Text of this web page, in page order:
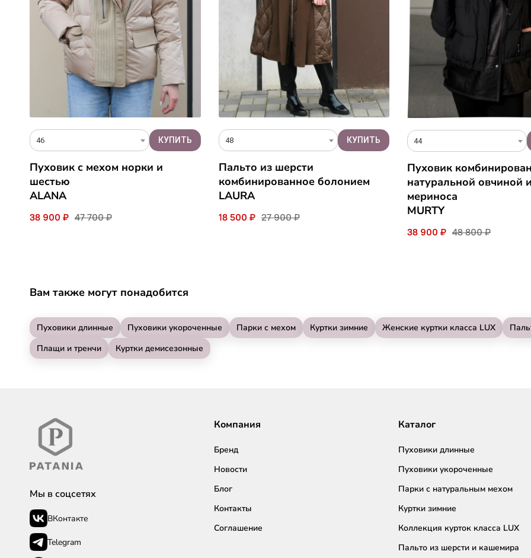
46
Пуховик с мехом норки и
шестью
ALANA
38 900 ₽ 47 700 ₽
48
Пальто из шерсти
комбинированное болонием
LAURA
18 500 ₽ 27 900 ₽
44
Пуховик
натуральной овчиной
мериноса
MURTY
38 900 ₽ 48 800 ₽
Вам также могут понадобится
Пуховики длинные Пуховики укороченные Парки с мехом Куртки зимние Женские куртки класса LUX
Плащи и тренчи
Куртки демисезонные
Мы в соцсетях
ВКонтакте
Telegram
Компания
Бренд
Новости
Блог
Контакты
Соглашение
Каталог
Пуховики длинные
Пуховики укороченные
Парки с натуральным мехом
Куртки зимние
Коллекция курток класса LUX
Пальто из шерсти и кашемира